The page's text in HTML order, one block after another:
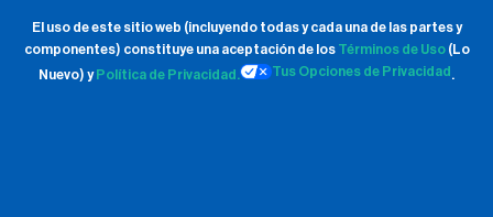
El uso de este sitio web (incluyendo todas y cada una de las partes y
componentes) constituye una aceptación de los Términos de Uso(Lo
Nuevo) y Política de Privacidad. Tus Opciones de Privacidad .